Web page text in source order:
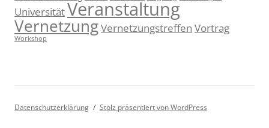
UniversitätVeranstaltung
VernetzungVernetzungstreffen Vortrag
Workshop
Datenschutzerklärung Stolz präsentiert von WordPress